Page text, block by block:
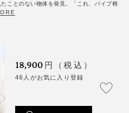
ことのない物体を発見。「これ、パイプ椅
18,900 円（税込）
46人がお気に入り登録